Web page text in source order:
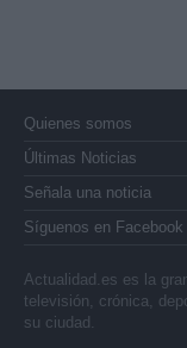
Quienes somos
Últimas Noticias
Señala una noticia
Síguenos en Facebook
Actualidad.es es la
televisión, crónica,
su ciudad.